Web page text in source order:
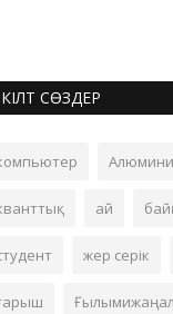
КІЛТ СӨЗДЕР
ай
жер серік